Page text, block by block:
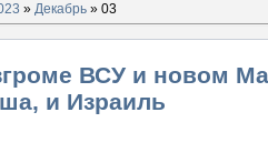
» Декабрь » 03
ВСУ и новом
и Израиль